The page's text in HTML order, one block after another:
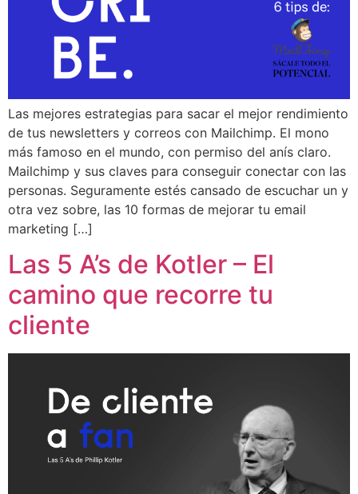
Las mejores estrategias para sacar el mejor rendimiento
de tus newsletters y correos con Mailchimp. El mono
más famoso en el mundo, con permiso del anís claro.
Mailchimp y sus claves para conseguir conectar con las
personas. Seguramente estés cansado de escuchar un y
otra vez sobre, las 10 formas de mejorar tu email
marketing […]
Las 5 A’s de Kotler – El
camino que recorre tu
cliente